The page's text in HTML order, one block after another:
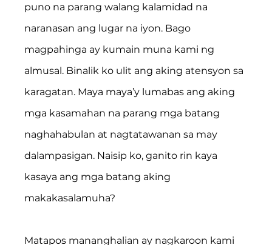
puno na parang walang kalamidad na
naranasan ang lugar na iyon. Bago
magpahinga ay kumain muna kami ng
almusal. Binalik ko ulit ang aking atensyon sa
karagatan. Maya maya’y lumabas ang aking
mga kasamahan na parang mga batang
naghahabulan at nagtatawanan sa may
dalampasigan. Naisip ko, ganito rin kaya
kasaya ang mga batang aking
makakasalamuha?
Matapos mananghalian ay nagkaroon kami